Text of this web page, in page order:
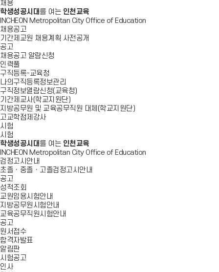
채용
학생성공시대 를 여는 인천교육
INCHEON Metropolitan City Office of Education
채용공고
기간제교원 채용계획 사전공개
공고
채용공고 알람신청
인력풀
구직등록-교육청
나의구직등록정보관리
구직정보열람신청(교육청)
기간제교사(학교지원단)
지방공무원 및 교육공무직원 대체(학교지원단)
고교학점제강사
시험
시험
학생성공시대 를 여는 인천교육
INCHEON Metropolitan City Office of Education
검정고시안내
초졸ㆍ중졸ㆍ고졸검정고시안내
공고
성적조회
교원임용시험안내
지방공무원시험안내
교육공무직원시험안내
공고
원서접수
합격자발표
알림판
시험공고
인사